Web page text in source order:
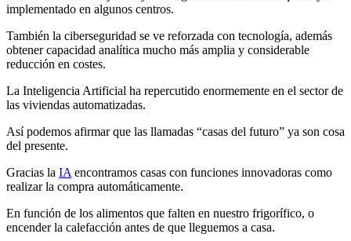
implementado en algunos centros.
También la ciberseguridad se ve reforzada con tecnología, además
obtener capacidad analítica mucho más amplia y considerable
reducción en costes.
La Inteligencia Artificial ha repercutido enormemente en el sector de
las viviendas automatizadas.
Así podemos afirmar que las llamadas “casas del futuro” ya son cosa
del presente.
Gracias la IA encontramos casas con funciones innovadoras como
realizar la compra automáticamente.
En función de los alimentos que falten en nuestro frigorífico, o
encender la calefacción antes de que lleguemos a casa.